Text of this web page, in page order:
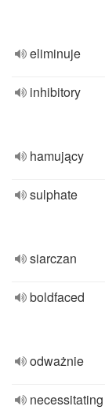
eliminuje
inhibitory
hamujący
sulphate
siarczan
boldfaced
odważnie
necessitating